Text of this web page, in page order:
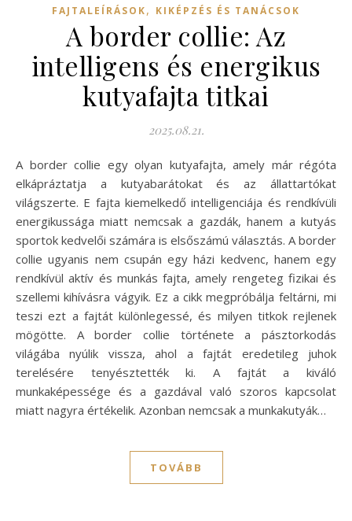
FAJTALEÍRÁSOK, KIKÉPZÉS ÉS TANÁCSOK
A border collie: Az
intelligens és energikus
kutyafajta titkai
2025.08.21.
A border collie egy olyan kutyafajta, amely már régóta
elkápráztatja a kutyabarátokat és az állattartókat
világszerte. E fajta kiemelkedő intelligenciája és rendkívüli
energikussága miatt nemcsak a gazdák, hanem a kutyás
sportok kedvelői számára is elsőszámú választás. A border
collie ugyanis nem csupán egy házi kedvenc, hanem egy
rendkívül aktív és munkás fajta, amely rengeteg fizikai és
szellemi kihívásra vágyik. Ez a cikk megpróbálja feltárni, mi
teszi ezt a fajtát különlegessé, és milyen titkok rejlenek
mögötte. A border collie története a pásztorkodás
világába nyúlik vissza, ahol a fajtát eredetileg juhok
terelésére tenyésztették ki. A fajtát a kiváló
munkaképessége és a gazdával való szoros kapcsolat
miatt nagyra értékelik. Azonban nemcsak a munkakutyák…
TOVÁBB